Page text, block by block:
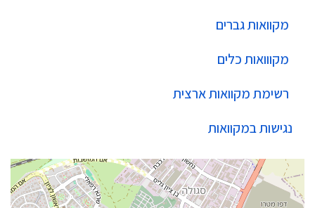
מקוואות גברים
מקווואות כלים
רשימת מקוואות ארצית
נגישות במקוואות